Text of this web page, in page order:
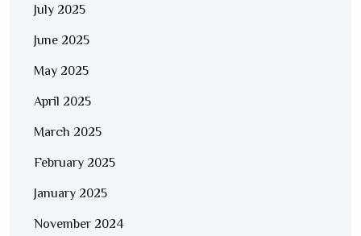
July 2025
June 2025
May 2025
April 2025
March 2025
February 2025
January 2025
November 2024